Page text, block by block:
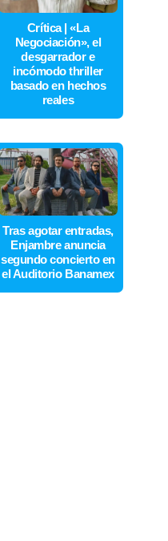
Crítica | «La
Negociación», el
desgarrador e
incómodo thriller
basado en hechos
reales
Tras agotar entradas,
Enjambre anuncia
segundo concierto en
el Auditorio Banamex